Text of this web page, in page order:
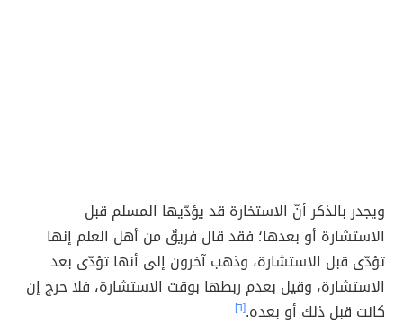
ويجدر بالذكر أنّ الاستخارة قد يؤدّيها المسلم قبل
الاستشارة أو بعدها؛ فقد قال فريقٌ من أهل العلم إنها
تؤدّى قبل الاستشارة، وذهب آخرون إلى أنها تؤدّى بعد
الاستشارة، وقيل بعدم ربطها بوقت الاستشارة، فلا حرج إن
كانت قبل ذلك أو بعده.[٦]